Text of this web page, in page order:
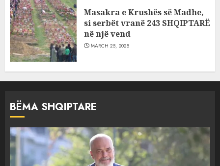
Masakra e Krushës së Madhe,
si serbët vranë 243 SHQIPTARË
në një vend
MARCH 25, 2025
BËMA SHQIPTARE